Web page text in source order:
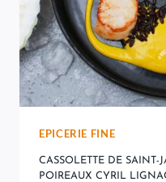
EPICERIE FINE
CASSOLETTE DE SAINT-
POIREAUX CYRIL